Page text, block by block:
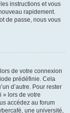
instructions et vous
rapidement.
de passe, nous vous
de votre connexion
prédéfinie. Cela
d’autre. Pour rester
» lors de votre
accédez au forum
une université,